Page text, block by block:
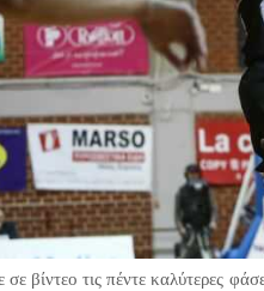
βίντεο τις πέντε καλύτερες